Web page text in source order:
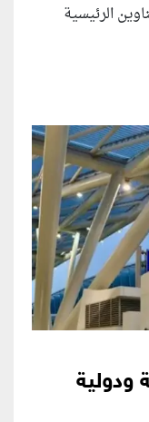
الرئيسية
ودولية